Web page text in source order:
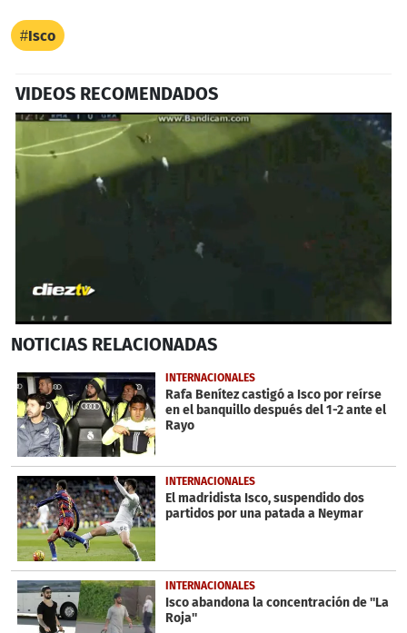
Isco
VIDEOS RECOMENDADOS
seconds
29
seconds
NOTICIAS RELACIONADAS
INTERNACIONALES
Rafa Benítez castigó a Isco por reírse
en el banquillo después del 1-2 ante el
Rayo
INTERNACIONALES
El madridista Isco, suspendido dos
partidos por una patada a Neymar
INTERNACIONALES
Isco abandona la concentración de ''La
Roja''